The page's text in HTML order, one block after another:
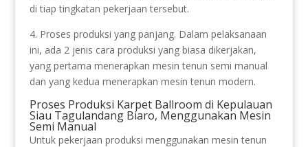
di tiap tingkatan pekerjaan tersebut.
4. Proses produksi yang panjang. Dalam pelaksanaan
ini, ada 2 jenis cara produksi yang biasa dikerjakan,
yang pertama menerapkan mesin tenun semi manual
dan yang kedua menerapkan mesin tenun modern.
Proses Produksi Karpet Ballroom di Kepulauan
Siau Tagulandang Biaro, Menggunakan Mesin
Semi Manual
Untuk pekerjaan produksi menggunakan mesin tenun